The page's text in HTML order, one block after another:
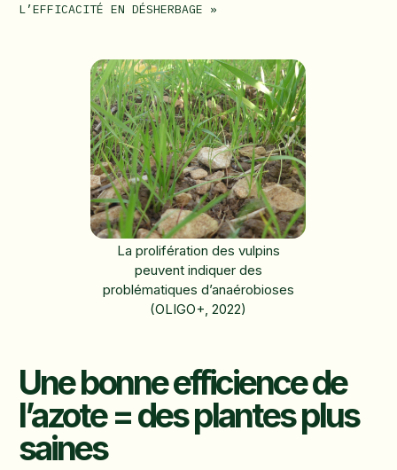
L’EFFICACITÉ EN DÉSHERBAGE »
La prolifération des vulpins
peuvent indiquer des
problématiques d’anaérobioses
(OLIGO+, 2022)
Une bonne efficience de
l’azote = des plantes plus
saines